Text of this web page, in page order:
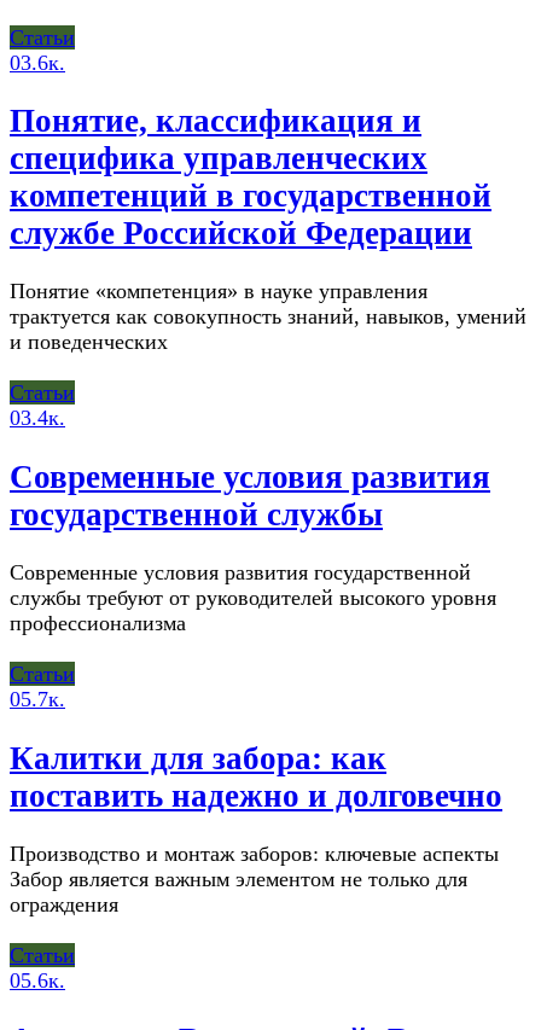
Статьи
03.6к.
Понятие, классификация и
специфика управленческих
компетенций в государственной
службе Российской Федерации
Понятие «компетенция» в науке управления
трактуется как совокупность знаний, навыков, умений
и поведенческих
Статьи
03.4к.
Современные условия развития
государственной службы
Современные условия развития государственной
службы требуют от руководителей высокого уровня
профессионализма
Статьи
05.7к.
Калитки для забора: как
поставить надежно и долговечно
Производство и монтаж заборов: ключевые аспекты
Забор является важным элементом не только для
ограждения
Статьи
05.6к.